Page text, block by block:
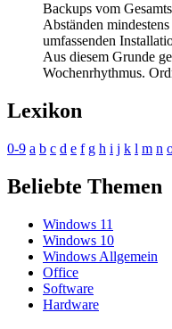
Backups vom
Abständen
umfassenden
Aus diesem Grunde
Wochenrhythmus.
Lexikon
0-9 a b c d e f g h i j k l m n
Beliebte Themen
Windows 11
Windows 10
Windows Allgemein
Office
Software
Hardware